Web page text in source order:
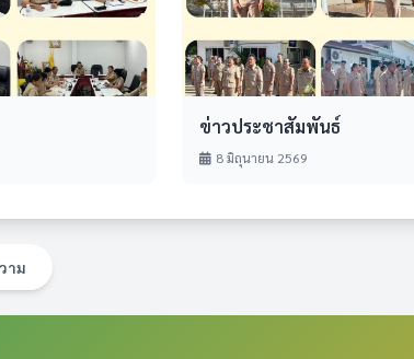
ข่าวประชาสัมพันธ์
8 มิถุนายน 2569
าม